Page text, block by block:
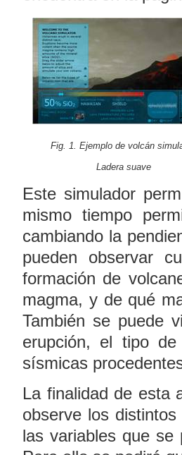
Fig. 1. Ejemplo de volcán
Ladera suave
Este simulador
mismo tiempo
cambiando la
pueden observar
formación de
magma, y de qué
También se puede
erupción, el tipo
sísmicas
La finalidad de esta
observe los
las variables que se